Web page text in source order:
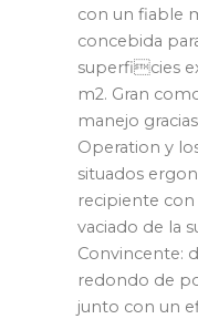
con un fiable
concebida
superficies
m2. Gran
manejo
Operation y
situados
recipiente con
vaciado de la
Convincente:
redondo de
junto con un